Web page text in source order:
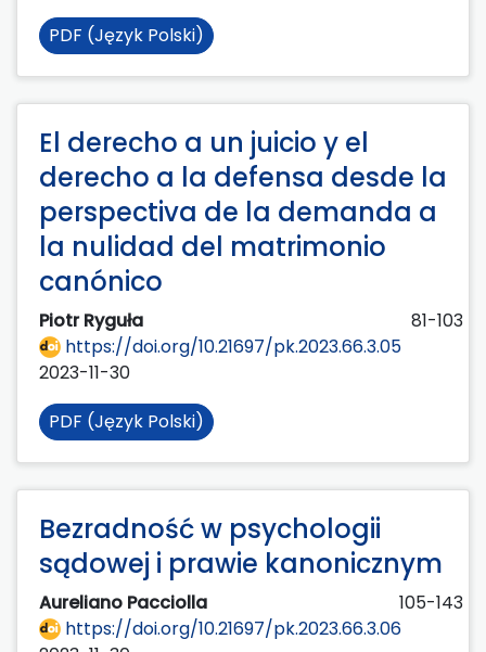
PDF (Język Polski)
El derecho a un juicio y el
derecho a la defensa desde la
perspectiva de la demanda a
la nulidad del matrimonio
canónico
Piotr Ryguła
81-103
https://doi.org/10.21697/pk.2023.66.3.05
2023-11-30
PDF (Język Polski)
Bezradność w psychologii
sądowej i prawie kanonicznym
Aureliano Pacciolla
105-143
https://doi.org/10.21697/pk.2023.66.3.06